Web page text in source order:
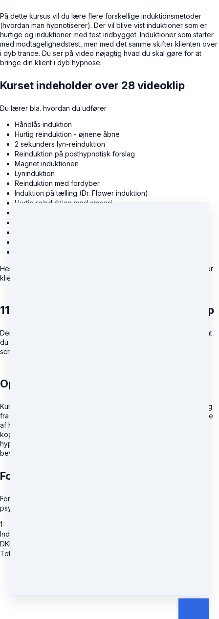
På dette kursus vil du lære flere forskellige induktionsmetoder
(hvordan man hypnotiserer). Der vil blive vist induktioner som er
hurtige og induktioner med test indbygget. Induktioner som starter
med modtagelighedstest, men med det samme skifter klienten over
i dyb trance. Du ser på video nøjagtig hvad du skal gøre for at
bringe din klient i dyb hypnose.
Kurset indeholder over 28 videoklip
Du lærer bla. hvordan du udfører
Håndlås induktion
Hurtig reinduktion - øjnene åbne
2 sekunders lyn-reinduktion
Reinduktion på posthypnotisk forslag
Magnet induktionen
Lyninduktion
Reinduktion med fordyber
Induktion på tælling (Dr. Flower induktion)
Hurtig reinduktion med amnesi
Herudover indeholder kurset også detaljer om hvordan du fjerner
klientens tvivl om de har været i hypnose.
11 diskripterede dokumenter fra videoklip
Der følger 11 scripts i pdf format med dette kursus. Det betyder, at
du straks efter at have genemgået kurset kan printe de enkelte
scripts ud og øve dig i din nye viden.
Opvågning fra hypnose tilstanden
Kurset indeholder også flere forskellige eksempler på opvågning
fra trance tilstanden, så du sikrer din klients behagelige oplevelse
af hypnose seancen. Samtidig viser opvågning også hvordan du
kognitivt integrerer de oplevelser som klienten har haft under
hypnosen. Denne integration er en særlig vigtig del af en
bevidstgørelse af trance arbejdet.
Forudsætninger for deltagelse
Forudsætning: Du er uddannet hypnotisør, hypnoterapeut,
psykolog, læge, psykoterapeut eller NLP terapeut.
1
Induktion og Opvågning
DKK
Total due